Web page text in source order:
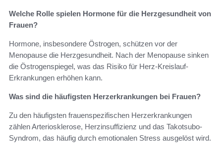
Welche Rolle spielen Hormone für die Herzgesundheit von
Frauen?
Hormone, insbesondere Östrogen, schützen vor der
Menopause die Herzgesundheit. Nach der Menopause sinken
die Östrogenspiegel, was das Risiko für Herz-Kreislauf-
Erkrankungen erhöhen kann.
Was sind die häufigsten Herzerkrankungen bei Frauen?
Zu den häufigsten frauenspezifischen Herzerkrankungen
zählen Arteriosklerose, Herzinsuffizienz und das Takotsubo-
Syndrom, das häufig durch emotionalen Stress ausgelöst wird.